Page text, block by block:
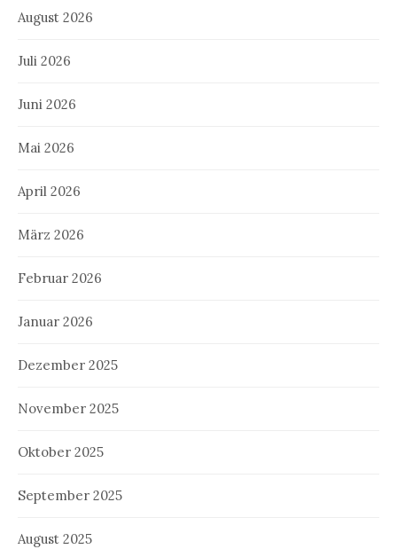
August 2026
Juli 2026
Juni 2026
Mai 2026
April 2026
März 2026
Februar 2026
Januar 2026
Dezember 2025
November 2025
Oktober 2025
September 2025
August 2025